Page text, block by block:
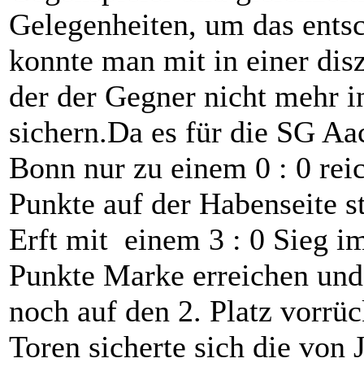
Gelegenheiten, um das
konnte man mit in einer
der der Gegner nicht mehr
sichern.Da es für die SG
Bonn nur zu einem 0 : 0
Punkte auf der Habenseite
Erft mit einem 3 : 0 Sieg
Punkte Marke erreichen
noch auf den 2. Platz
Toren sicherte sich die von